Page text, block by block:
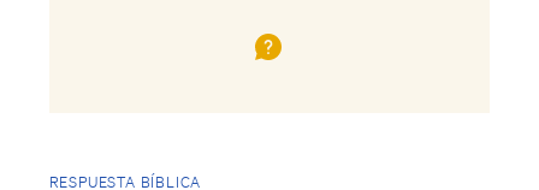
RESPUESTA BÍBLICA